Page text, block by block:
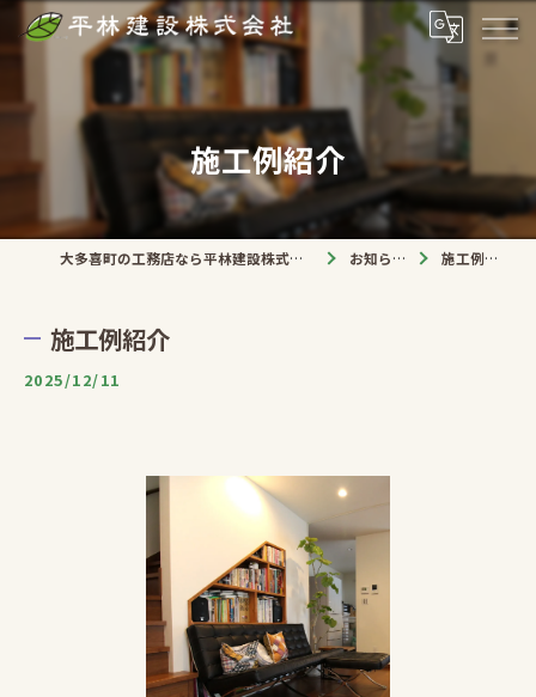
施工例紹介
大多喜町の工務店なら平林建設株式会社 お知らせ 施工例紹介
施工例紹介
2025/12/11